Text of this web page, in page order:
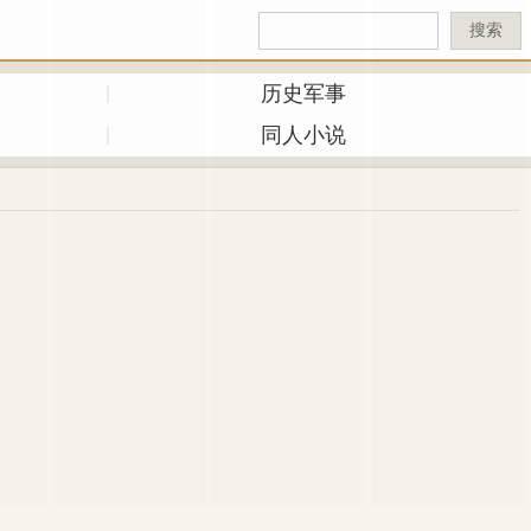
搜索
历史军事
同人小说